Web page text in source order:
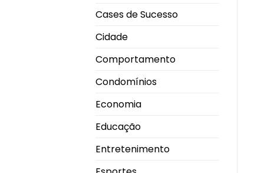
Cases de Sucesso
Cidade
Comportamento
Condomínios
Economia
Educação
Entretenimento